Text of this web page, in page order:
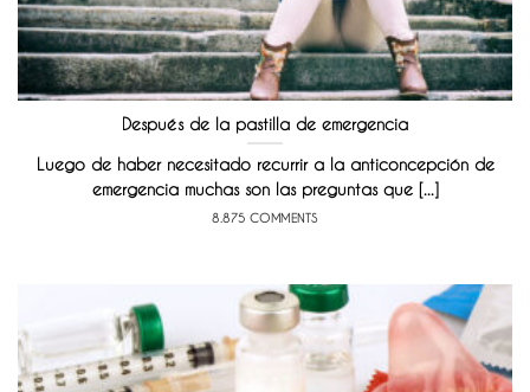
Después de la pastilla de emergencia
Luego de haber necesitado recurrir a la anticoncepción de
emergencia muchas son las preguntas que [...]
8.875 COMMENTS